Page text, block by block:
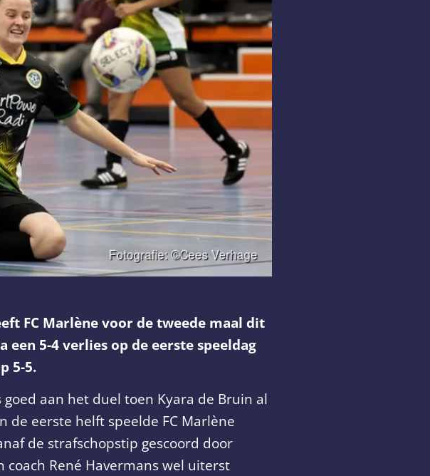
FC Marlène voor de tweede maal dit
een 5-4 verlies op de eerste speeldag
5-5.
aan het duel toen Kyara de Bruin al
de eerste helft speelde FC Marlène
de strafschopstip gescoord door
coach René Havermans wel uiterst